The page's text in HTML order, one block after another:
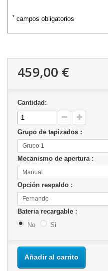
* campos obligatorios
459,00 €
Cantidad:
Grupo de tapizados :
Grupo 1
Mecanismo de apertura :
Manual
Opción respaldo :
Fernando
Bateria recargable :
No
Si
Añadir al carrito